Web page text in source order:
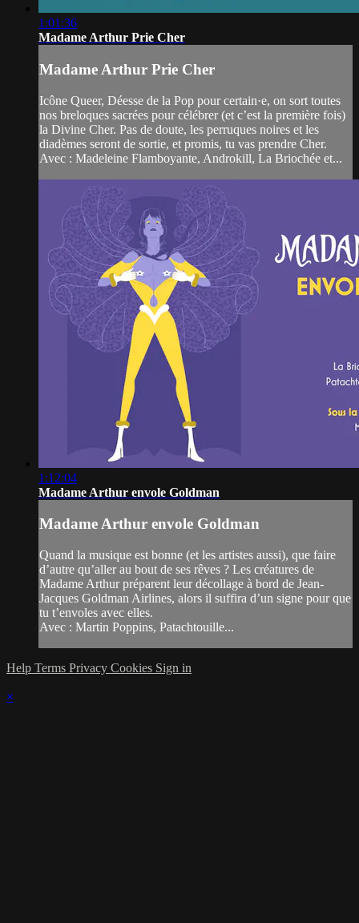
1:01:36
Madame Arthur Prie Cher
Madame Arthur Prie Cher
Icône Queer, Déesse de la Pop pour certain·e, on sort toutes
nos breloques sacrées pour célébrer (et c’est la première fois)
la Divine Cher. Pas de doute, les perruques noires et les
diadèmes seront de sortie, et promis, tu vas prendre Cher.
Avec : Madeleine Flamboyante, Androkill, La Briochée et...
1:12:04
Madame Arthur envole Goldman
Madame Arthur envole Goldman
Quand la musique est bonne (et les artistes aussi), que faire
d’autre qu’aller au bout de ses rêves ? Les créatures de
Madame Arthur préparent leur décollage à bord de Jean-
Jacques Goldman Airlines, alors il suffira d’un signe pour que
tu t’envoles avec elles.
Avec : Martin Poppins, Patachtouille...
Help Terms Privacy Cookies Sign in
×